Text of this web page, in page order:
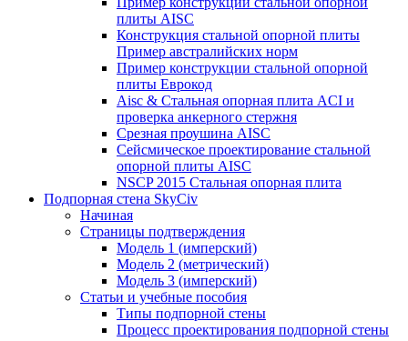
плиты AISC
Конструкция стальной опорной плиты
Пример австралийских норм
Пример конструкции стальной опорной
плиты Еврокод
Aisc & Стальная опорная плита ACI и
проверка анкерного стержня
Срезная проушина AISC
Сейсмическое проектирование стальной
опорной плиты AISC
NSCP 2015 Стальная опорная плита
Подпорная стена SkyCiv
Начиная
Страницы подтверждения
Модель 1 (имперский)
Модель 2 (метрический)
Модель 3 (имперский)
Статьи и учебные пособия
Типы подпорной стены
Процесс проектирования подпорной стены